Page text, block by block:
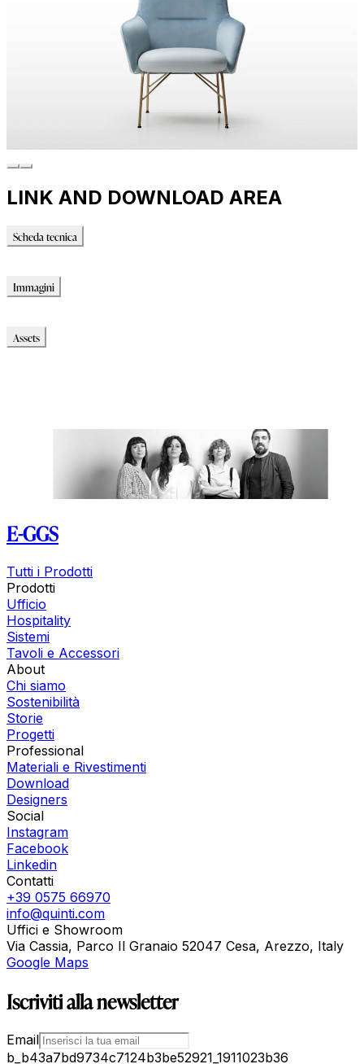
LINK AND DOWNLOAD AREA
Scheda tecnica
Immagini
Assets
E-GGS
Tutti i Prodotti
Prodotti
Ufficio
Hospitality
Sistemi
Tavoli e Accessori
About
Chi siamo
Sostenibilità
Storie
Progetti
Professional
Materiali e Rivestimenti
Download
Designers
Social
Instagram
Facebook
Linkedin
Contatti
+39 0575 66970
info@quinti.com
Uffici e Showroom
Via Cassia, Parco Il Granaio 52047 Cesa, Arezzo, Italy
Google Maps
Iscriviti alla newsletter
Email
b_b43a7bd9734c7124b3be52921_1911023b36